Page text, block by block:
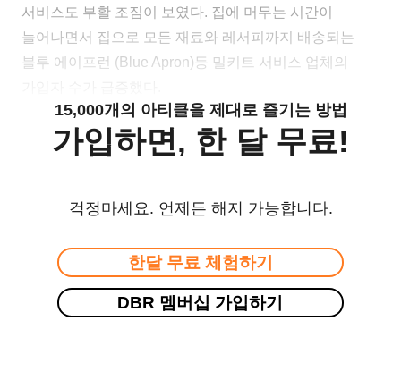
서비스도 부활 조짐이 보였다. 집에 머무는 시간이
늘어나면서 집으로 모든 재료와 레서피까지 배송되는
블루 에이프런 (Blue Apron)등 밀키트 서비스 업체의
15,000개의 아티클을 제대로 즐기는 방법
가입하면, 한 달 무료!
걱정마세요. 언제든 해지 가능합니다.
한달 무료 체험하기
DBR 멤버십 가입하기